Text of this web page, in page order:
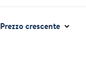
Prezzo crescente